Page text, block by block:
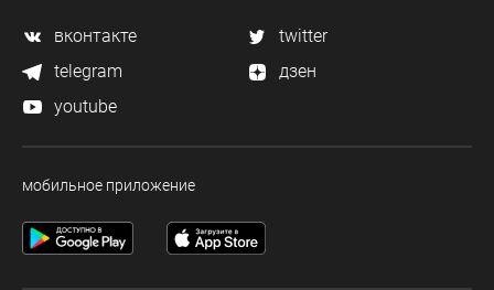
вконтакте
twitter
telegram
дзен
youtube
мобильное приложение